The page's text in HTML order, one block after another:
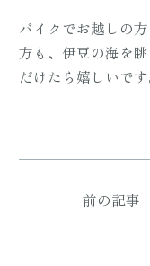
バイクでお越しの
方も、伊豆の海を
だけたら嬉しいです
前の記事